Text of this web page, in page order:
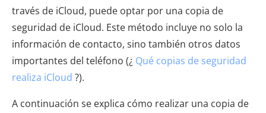
través de iCloud, puede optar por una copia de
seguridad de iCloud. Este método incluye no solo la
información de contacto, sino también otros datos
importantes del teléfono (¿ Qué copias de seguridad
realiza iCloud ?).
A continuación se explica cómo realizar una copia de